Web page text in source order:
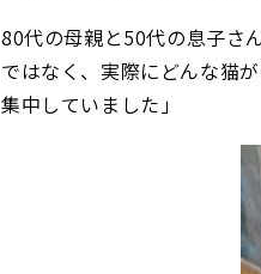
80代の母親と50代の息子さ
ではなく、実際にどんな猫
集中していました」